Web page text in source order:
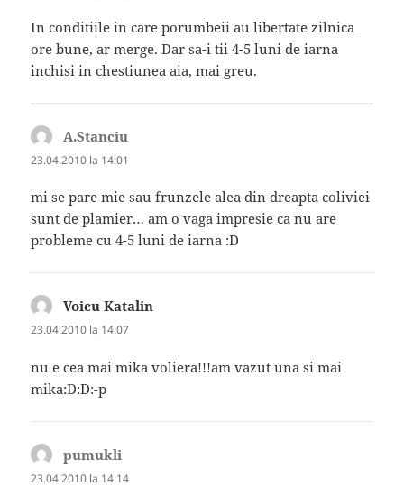
In conditiile in care porumbeii au libertate zilnica
ore bune, ar merge. Dar sa-i tii 4-5 luni de iarna
inchisi in chestiunea aia, mai greu.
A.Stanciu
23.04.2010 la 14:01
mi se pare mie sau frunzele alea din dreapta coliviei
sunt de plamier… am o vaga impresie ca nu are
probleme cu 4-5 luni de iarna :D
Voicu Katalin
23.04.2010 la 14:07
nu e cea mai mika voliera!!!am vazut una si mai
mika:D:D:-p
pumukli
23.04.2010 la 14:14